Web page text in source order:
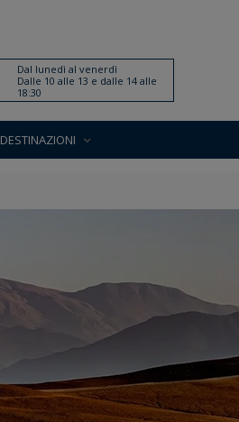
Dal lunedì al venerdì
Dalle 10 alle 13 e dalle 14 alle
18:30
DESTINAZIONI